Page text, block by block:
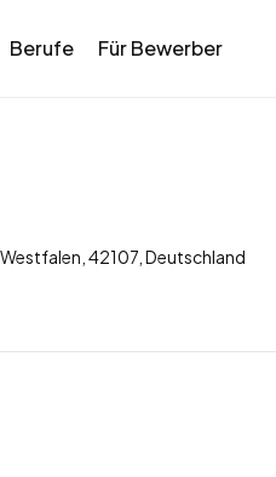
Berufe Für Bewerber
42107, Deutschland